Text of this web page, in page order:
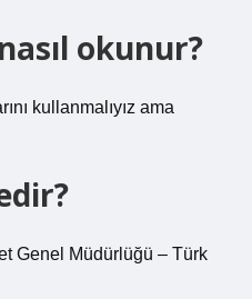
okunur?
kullanmalıyız ama
Genel Müdürlüğü – Türk